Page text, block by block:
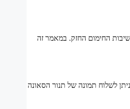
החימום החזק. במאמר זה
לשלוח תמונה של תנור הסאונה